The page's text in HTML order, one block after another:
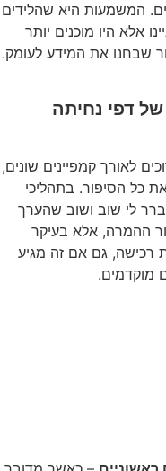
דפים קצרים. המשמעות היא שהלידים
אלא היו מוכנים יותר
שבחנו את המידע לעומק.
דפי נחיתה
לאורך קמפיינים שונים,
כל הסיפור. בתהליכי
לי שוב ושוב שהערך
ההמרה, אלא בעיקר
רכישה, גם אם זה מגיע
מוקדמים.